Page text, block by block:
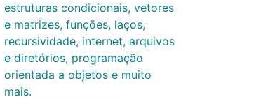
estruturas condicionais, vetores
e matrizes, funções, laços,
recursividade, internet, arquivos
e diretórios, programação
orientada a objetos e muito
mais.